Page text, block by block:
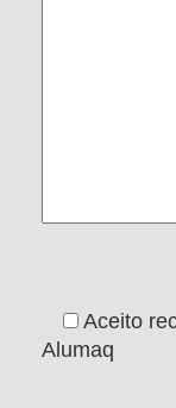
Aceito
Alumaq